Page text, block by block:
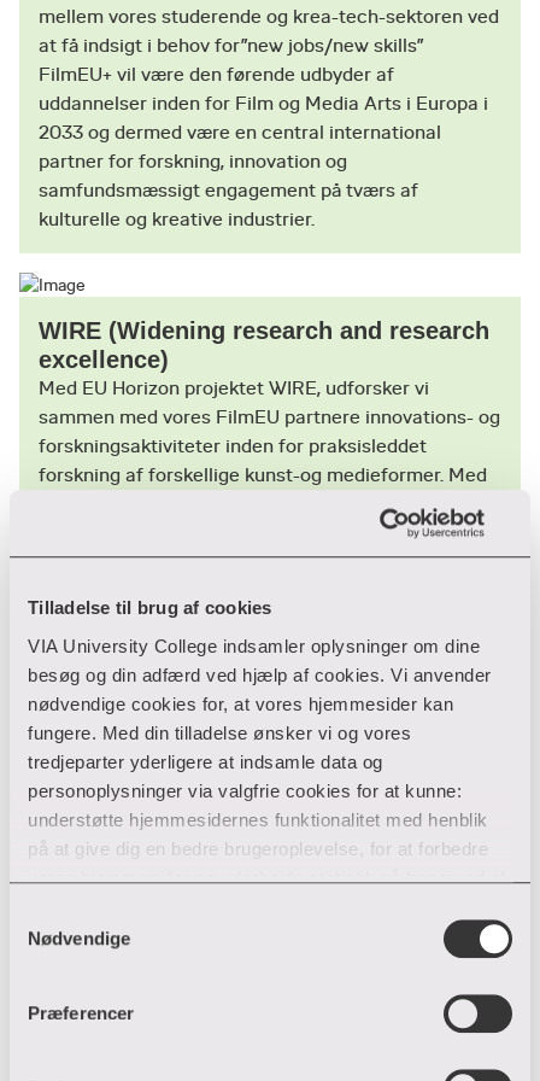
Tilladelse til brug af cookies
VIA University College indsamler oplysninger om dine
besøg og din adfærd ved hjælp af cookies. Vi anvender
nødvendige cookies for, at vores hjemmesider kan
fungere. Med din tilladelse ønsker vi og vores
tredjeparter yderligere at indsamle data og
personoplysninger via valgfrie cookies for at kunne:
understøtte hjemmesidernes funktionalitet med henblik
på at give dig en bedre brugeroplevelse, for at forbedre
vores hjemmesider og udarbejde statistik på baggrund af
hjemmesider og sociale netværk.
Du kan til enhver tid til- og fravælge cookies eller trække
din tilladelse tilbage ved trykke på ”Cookie banner”
Nødvendige
Præferencer
mindst på, hvordan nye teknologier som
AI og VP kan understøtte udviklingen i en
mere bæredygtig retning
Nye filmiske fortælleformater og
æstetiske nybrud
Brugen af transmedielle strategier
indenfor udvikling, finansiering,
produktion, lancering og distribution
mellem vores studerende og krea-tech-sektoren ved
at få indsigt i behov for”new jobs/new skills”
FilmEU+ vil være den førende udbyder af
uddannelser inden for Film og Media Arts i Europa i
2033 og dermed være en central international
partner for forskning, innovation og
samfundsmæssigt engagement på tværs af
kulturelle og kreative industrier.
WIRE (Widening research and research
excellence)
Med EU Horizon projektet WIRE, udforsker vi
sammen med vores FilmEU partnere innovations- og
forskningsaktiviteter inden for praksisleddet
forskning af forskellige kunst-og medieformer. Med
projektet er VIA med til at understøtte udviklingen
kapacitetsopbygning og promovering af uddannelse
mellem deltagerlandene blandt andet via
Kontaktperson:
Rikke Hedegaard, riht@via.dk
Kontakt
Henrik Højer
Lektor, Multiplatform Storytelling and Production
E: hehj@via.dk